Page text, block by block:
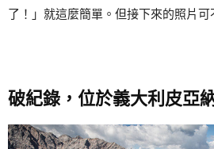
了！」就這麼簡單。但接下來的照片
破紀錄，位於義大利皮亞